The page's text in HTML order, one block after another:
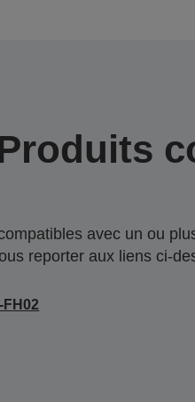
avec un ou
reporter aux liens ci-
FH02